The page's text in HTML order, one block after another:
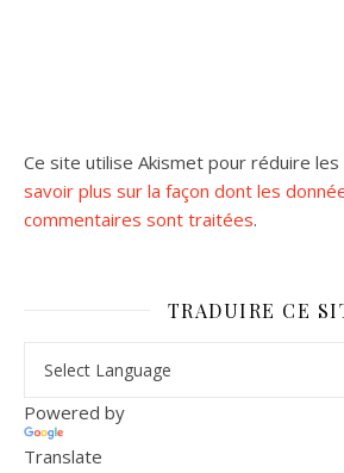
Ce site utilise Akismet pour réduire les
savoir plus sur la façon dont les
commentaires sont traitées.
TRADUIRE CE
Powered by
Translate